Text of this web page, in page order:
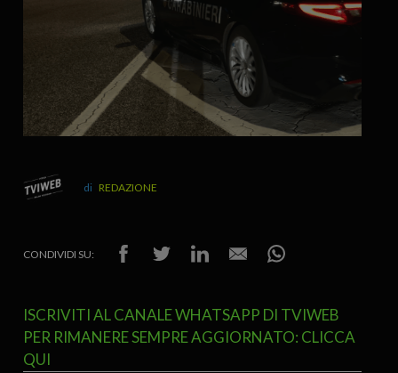
REDAZIONE
CONDIVIDI SU:
ISCRIVITI AL CANALE WHATSAPP DI TVIWEB
PER RIMANERE SEMPRE AGGIORNATO: CLICCA
QUI